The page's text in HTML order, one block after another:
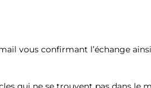
vous confirmant l’échange